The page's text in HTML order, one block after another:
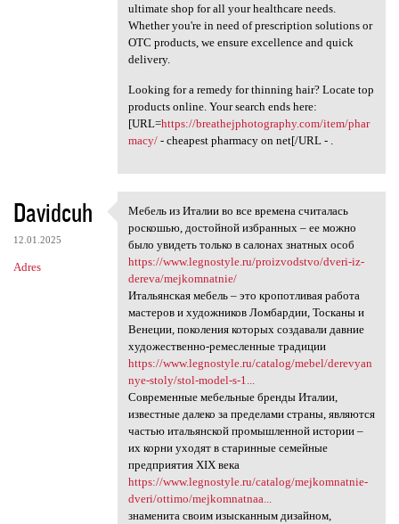
ultimate shop for all your healthcare needs.
Whether you're in need of prescription solutions or
OTC products, we ensure excellence and quick
delivery.
Looking for a remedy for thinning hair? Locate top
products online. Your search ends here:
[URL=https://breathejphotography.com/item/phar
macy/- cheapest pharmacy on net[/URL - .
Davidcuh
12.01.2025
Adres
Мебель из Италии во все
Мебель из Италии во все времена считалась
роскошью, достойной избранных – ее можно
было увидеть только в салонах знатных особ
https://www.legnostyle.ru/proizvodstvo/dveri-iz-
dereva/mejkomnatnie/
Итальянская мебель – это кропотливая работа
мастеров и художников Ломбардии, Тосканы и
Венеции, поколения которых создавали давние
художественно-ремесленные традиции
https://www.legnostyle.ru/catalog/mebel/derevyan
nye-stoly/stol-model-s-1...
Современные мебельные бренды Италии,
известные далеко за пределами страны, являются
частью итальянской промышленной истории –
их корни уходят в старинные семейные
предприятия ХІХ века
https://www.legnostyle.ru/catalog/mejkomnatnie-
dveri/ottimo/mejkomnatnaa...
знаменита своим изысканным дизайном,